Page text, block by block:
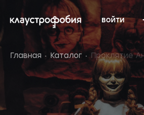
войти
Главная Каталог Проклятие